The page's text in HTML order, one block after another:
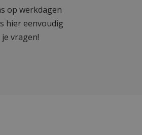
op werkdagen
hier eenvoudig
vragen!